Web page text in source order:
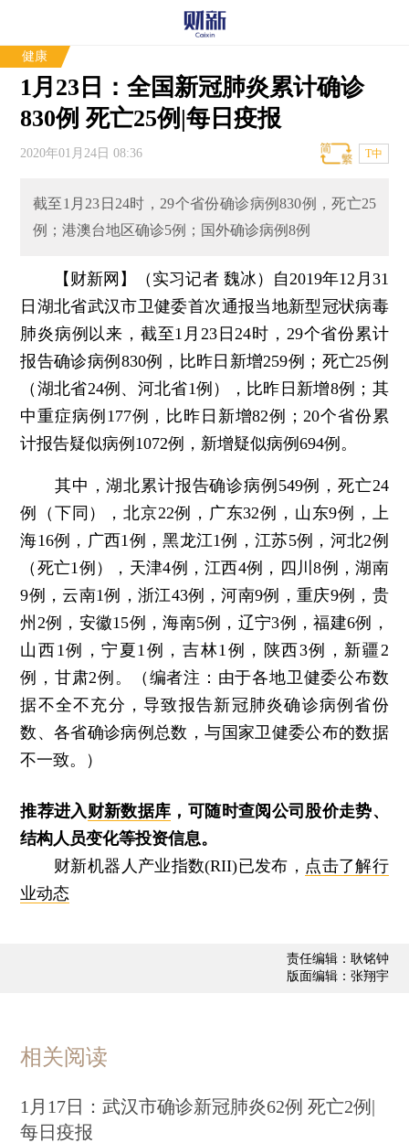
健康
1月23日：全国新冠肺炎累计确诊
830例 死亡25例|每日疫报
2020年01月24日 08:36 T中
截至1月23日24时，29个省份确诊病例830例，死亡25
例；港澳台地区确诊5例；国外确诊病例8例
【财新网】（实习记者 魏冰） 自2019年12月31
日湖北省武汉市卫健委首次通报当地新型冠状病毒
肺炎病例以来，截至1月23日24时，29个省份累计
报告确诊病例830例，比昨日新增259例；死亡25例
（湖北省24例、河北省1例），比昨日新增8例；其
中重症病例177例，比昨日新增82例；20个省份累
计报告疑似病例1072例，新增疑似病例694例。
其中，湖北累计报告确诊病例549例，死亡24
例（下同），北京22例，广东32例，山东9例，上
海16例，广西1例，黑龙江1例，江苏5例，河北2例
（死亡1例），天津4例，江西4例，四川8例，湖南
9例，云南1例，浙江43例，河南9例，重庆9例，贵
州2例，安徽15例，海南5例，辽宁3例，福建6例，
山西1例，宁夏1例，吉林1例，陕西3例，新疆2
例，甘肃2例。（编者注：由于各地卫健委公布数
据不全不充分，导致报告新冠肺炎确诊病例省份
数、各省确诊病例总数，与国家卫健委公布的数据
不一致。）
推荐进入 财新数据库 ，可随时查阅公司股价走势、
结构人员变化等投资信息。
财新机器人产业指数(RII)已发布， 点击了解行
业动态
责任编辑：耿铭钟
版面编辑：张翔宇
相关阅读
1月17日：武汉市确诊新冠肺炎62例 死亡2例|
每日疫报